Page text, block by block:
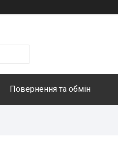
Повернення та обмін